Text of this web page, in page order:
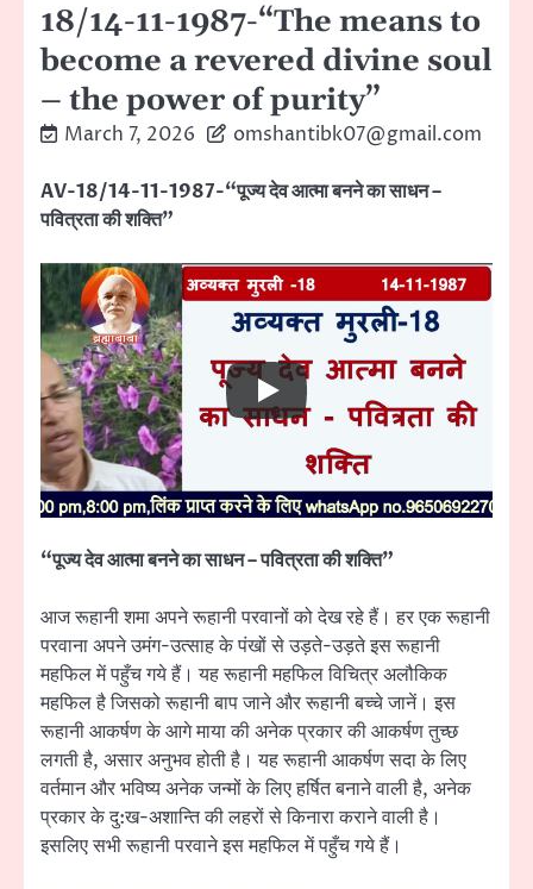
18/14-11-1987-“The means to
become a revered divine soul
– the power of purity”
March 7, 2026 omshantibk07@gmail.com
AV-18/14-11-1987-“पूज्य देव आत्मा बनने का साधन –
पवित्रता की शक्ति”
“पूज्य देव आत्मा बनने का साधन – पवित्रता की शक्ति”
आज रूहानी शमा अपने रूहानी परवानों को देख रहे हैं। हर एक रूहानी
परवाना अपने उमंग-उत्साह के पंखों से उड़ते-उड़ते इस रूहानी
महफिल में पहुँच गये हैं। यह रूहानी महफिल विचित्र अलौकिक
महफिल है जिसको रूहानी बाप जाने और रूहानी बच्चे जानें। इस
रूहानी आकर्षण के आगे माया की अनेक प्रकार की आकर्षण तुच्छ
लगती है, असार अनुभव होती है। यह रूहानी आकर्षण सदा के लिए
वर्तमान और भविष्य अनेक जन्मों के लिए हर्षित बनाने वाली है, अनेक
प्रकार के दु:ख-अशान्ति की लहरों से किनारा कराने वाली है।
इसलिए सभी रूहानी परवाने इस महफिल में पहुँच गये हैं।